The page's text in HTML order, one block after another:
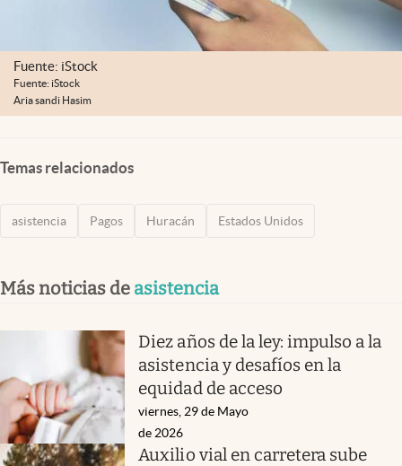
Fuente: iStock
Fuente: iStock
Aria sandi Hasim
Temas relacionados
asistencia Pagos Huracán Estados Unidos
Más noticias de asistencia
Diez años de la ley: impulso a la
asistencia y desafíos en la
equidad de acceso
viernes, 29 de Mayo
de 2026
Auxilio vial en carretera sube